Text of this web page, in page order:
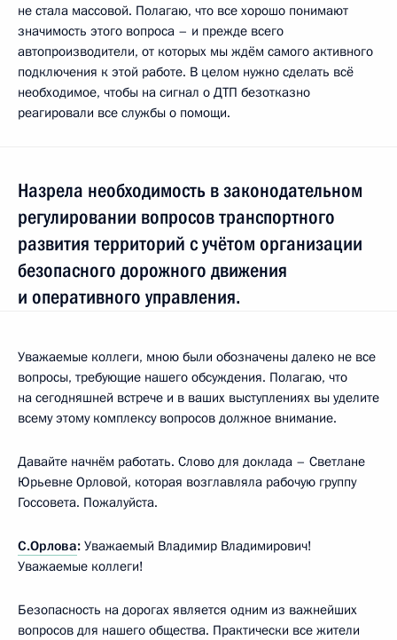
не стала массовой. Полагаю, что все хорошо понимают
значимость этого вопроса – и прежде всего
автопроизводители, от которых мы ждём самого активного
подключения к этой работе. В целом нужно сделать всё
необходимое, чтобы на сигнал о ДТП безотказно
реагировали все службы о помощи.
Назрела необходимость в законодательном
регулировании вопросов транспортного
развития территорий с учётом организации
безопасного дорожного движения
и оперативного управления.
Уважаемые коллеги, мною были обозначены далеко не все
вопросы, требующие нашего обсуждения. Полагаю, что
на сегодняшней встрече и в ваших выступлениях вы уделите
всему этому комплексу вопросов должное внимание.
Давайте начнём работать. Слово для доклада – Светлане
Юрьевне Орловой, которая возглавляла рабочую группу
Госсовета. Пожалуйста.
С.Орлова: Уважаемый Владимир Владимирович!
Уважаемые коллеги!
Безопасность на дорогах является одним из важнейших
вопросов для нашего общества. Практически все жители